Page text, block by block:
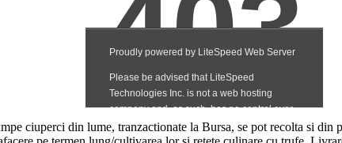
ciuperci din lume, tranzactionate la Bursa, se pot recolta si